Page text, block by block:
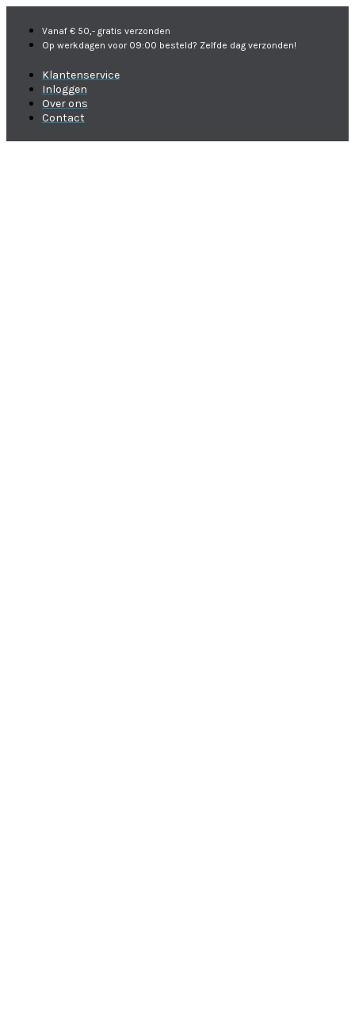
Vanaf € 50,- gratis verzonden
Op werkdagen voor 09:00 besteld? Zelfde dag verzonden!
Klantenservice
Inloggen
Over ons
Contact